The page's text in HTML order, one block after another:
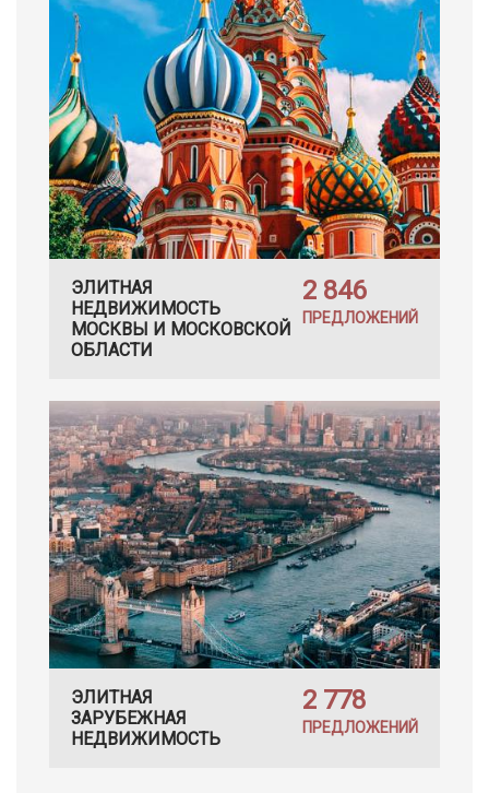
ЭЛИТНАЯ
НЕДВИЖИМОСТЬ
МОСКВЫ И МОСКОВСКОЙ
ОБЛАСТИ
2 846
ПРЕДЛОЖЕНИЙ
ЭЛИТНАЯ
ЗАРУБЕЖНАЯ
НЕДВИЖИМОСТЬ
2 778
ПРЕДЛОЖЕНИЙ